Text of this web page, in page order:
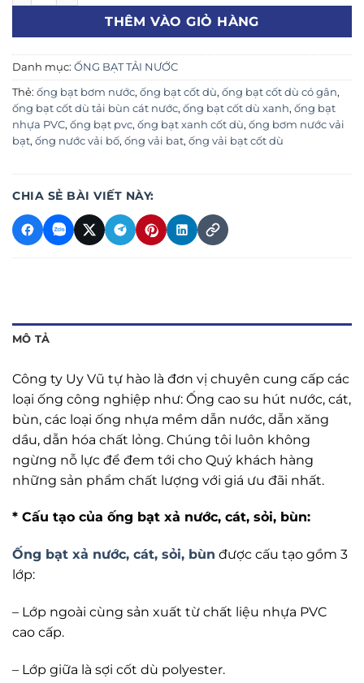
THÊM VÀO GIỎ HÀNG
Danh mục: ỐNG BẠT TẢI NƯỚC
Thẻ: ống bạt bơm nước, ống bạt cốt dù, ống bạt cốt dù có gân,
ống bạt cốt dù tải bùn cát nước, ống bạt cốt dù xanh, ống bạt
nhựa PVC, ống bạt pvc, ống bạt xanh cốt dù, ống bơm nước vải
bạt, ống nước vải bố, ống vải bat, ống vải bạt cốt dù
CHIA SẺ BÀI VIẾT NÀY:
MÔ TẢ
Công ty Uy Vũ tự hào là đơn vị chuyên cung cấp các
loại ống công nghiệp như: Ống cao su hút nước, cát,
bùn, các loại ống nhựa mềm dẫn nước, dẫn xăng
dầu, dẫn hóa chất lỏng. Chúng tôi luôn không
ngừng nỗ lực để đem tới cho Quý khách hàng
những sản phẩm chất lượng với giá ưu đãi nhất.
* Cấu tạo của ống bạt xả nước, cát, sỏi, bùn:
Ống bạt xả nước, cát, sỏi, bùn được cấu tạo gồm 3
lớp:
– Lớp ngoài cùng sản xuất từ chất liệu nhựa PVC
cao cấp.
– Lớp giữa là sợi cốt dù polyester.